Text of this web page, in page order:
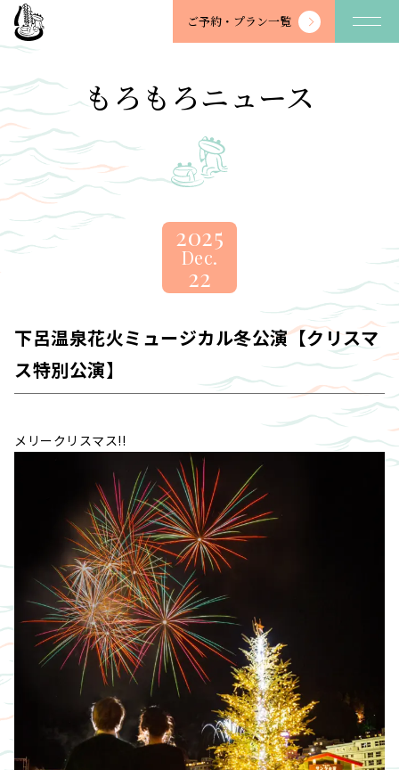
望
川
-
BOSENKAN
ご予約・ プラン一覧
もろもろニュース
2025
Dec.
22
下呂温泉花火ミュージカル冬公演【クリスマ
ス特別公演】
メリークリスマス!!